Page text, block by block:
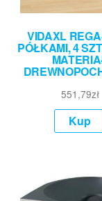
VIDAXL
PÓŁKAMI, 4
551,79zł
Kup